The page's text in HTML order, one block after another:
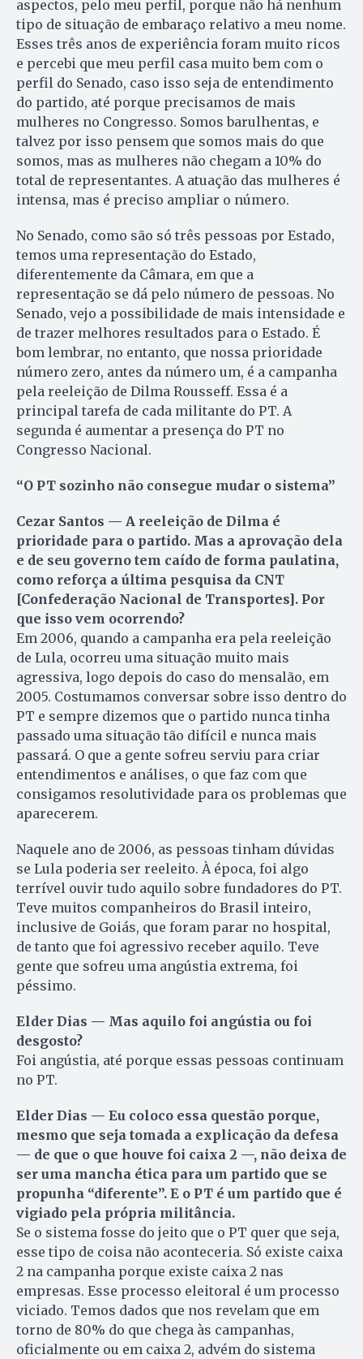
aspectos, pelo meu perfil, porque não há nenhum
tipo de situação de embaraço relativo a meu nome.
Esses três anos de experiência foram muito ricos
e percebi que meu perfil casa muito bem com o
perfil do Senado, caso isso seja de entendimento
do partido, até porque precisamos de mais
mulheres no Congresso. Somos barulhentas, e
talvez por isso pensem que somos mais do que
somos, mas as mulheres não chegam a 10% do
total de representantes. A atuação das mulheres é
intensa, mas é preciso ampliar o número.
No Senado, como são só três pessoas por Estado,
temos uma representação do Estado,
diferentemente da Câmara, em que a
representação se dá pelo número de pessoas. No
Senado, vejo a possibilidade de mais intensidade e
de trazer melhores resultados para o Estado. É
bom lembrar, no entanto, que nossa prioridade
número zero, antes da número um, é a campanha
pela reeleição de Dilma Rousseff. Essa é a
principal tarefa de cada militante do PT. A
segunda é aumentar a presença do PT no
Congresso Nacional.
“O PT sozinho não consegue mudar o sistema”
Cezar Santos — A reeleição de Dilma é
prioridade para o partido. Mas a aprovação dela
e de seu governo tem caído de forma paulatina,
como reforça a última pesquisa da CNT
[Confederação Nacional de Transportes]. Por
que isso vem ocorrendo?
Em 2006, quando a campanha era pela reeleição
de Lula, ocorreu uma situação muito mais
agressiva, logo depois do caso do mensalão, em
2005. Costumamos conversar sobre isso dentro do
PT e sempre dizemos que o partido nunca tinha
passado uma situação tão difícil e nunca mais
passará. O que a gente sofreu serviu para criar
entendimentos e análises, o que faz com que
consigamos resolutividade para os problemas que
aparecerem.
Naquele ano de 2006, as pessoas tinham dúvidas
se Lula poderia ser reeleito. À época, foi algo
terrível ouvir tudo aquilo sobre fundadores do PT.
Teve muitos companheiros do Brasil inteiro,
inclusive de Goiás, que foram parar no hospital,
de tanto que foi agressivo receber aquilo. Teve
gente que sofreu uma angústia extrema, foi
péssimo.
Elder Dias — Mas aquilo foi angústia ou foi
desgosto?
Foi angústia, até porque essas pessoas continuam
no PT.
Elder Dias — Eu coloco essa questão porque,
mesmo que seja tomada a explicação da defesa
— de que o que houve foi caixa 2 —, não deixa de
ser uma mancha ética para um partido que se
propunha “diferente”. E o PT é um partido que é
vigiado pela própria militância.
Se o sistema fosse do jeito que o PT quer que seja,
esse tipo de coisa não aconteceria. Só existe caixa
2 na campanha porque existe caixa 2 nas
empresas. Esse processo eleitoral é um processo
viciado. Temos dados que nos revelam que em
torno de 80% do que chega às campanhas,
oficialmente ou em caixa 2, advém do sistema